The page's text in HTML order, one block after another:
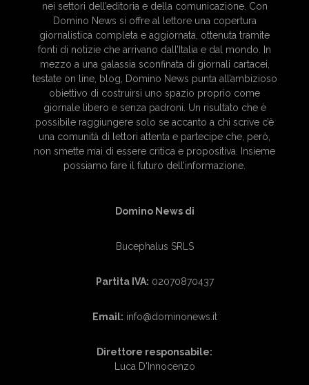
nei settori dell’editoria e della comunicazione. Con
Domino News si offre al lettore una copertura
giornalistica completa e aggiornata, ottenuta tramite
fonti di notizie che arrivano dall’Italia e dal mondo. In
mezzo a una galassia sconfinata di giornali cartacei,
testate on line, blog, Domino News punta all’ambizioso
obiettivo di costruirsi uno spazio proprio come
giornale libero e senza padroni. Un risultato che è
possibile raggiungere solo se accanto a chi scrive c’è
una comunità di lettori attenta e partecipe che, però,
non smette mai di essere critica e propositiva. Insieme
possiamo fare il futuro dell’informazione.
Domino News di
Bucephalus SRLS
Partita IVA: 02070870437
Email: info@dominonews.it
Direttore responsabile:
Luca D'Innocenzo